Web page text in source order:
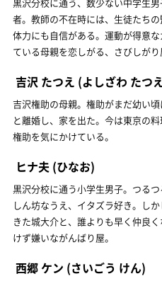
者。教師の不在時には、生徒たちの
体力にも自信がある。運動が得意
ている母親を恋しがる、さびしがり
吉沢 たつえ (よしざわ たつ
吉沢権助の母親。権助がまだ幼い
と離婚し、家を出た。今は東京の
権助を気にかけている。
ヒナ夫 (ひなお)
黒沢分校に通う小学生男子。つる
しん坊なうえ、イタズラ好き。し
きた城大介と、誰よりも早く仲良
けず嫌いながんばり屋。
西郷 ケン (さいごう けん)